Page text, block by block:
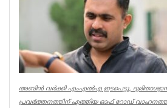
അബിൻ വർക്കി എംഎൽഎ ഇടപെട്ടു,
പ്രവർത്തനത്തിന് എത്തിയ ഓഫ് റോഡ്